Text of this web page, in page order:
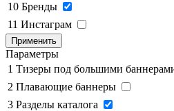
10 Бренды
11 Инстаграм
Применить
Параметры
1 Тизеры под большими
2 Плавающие баннеры
3 Разделы каталога